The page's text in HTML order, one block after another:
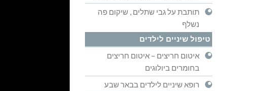
תותבת על גבי שתלים , שיקום פה
נשלף
טיפול שיניים לילדים
איטום חריצים – איטום חריצים
בחומרים ביולוגים
רופא שיניים לילדים בבאר שבע